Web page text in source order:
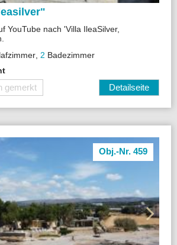
YouTube nach 'Villa IleaSilver,
mit Pool , Terrasse Meerblick auf Kreta
in ruhiger Lage nahe
Familien, Paare & Erholungssuchende.
, 2 Badezimmer
gemerkt Detailseite
Obj.-Nr. 459